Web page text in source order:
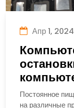
Апр 1, 2024
Постоянное
на различные